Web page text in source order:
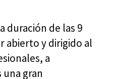
duración de las 9
abierto y dirigido al
a
gran